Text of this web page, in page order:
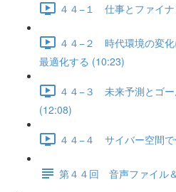
４４−１ 仕事とファイ
４４−２ 時代環境の変
最適化する (10:23)
４４−３ 未来予測とゴ
(12:08)
４４−４ サイバー空間
第４４回 音声ファイル